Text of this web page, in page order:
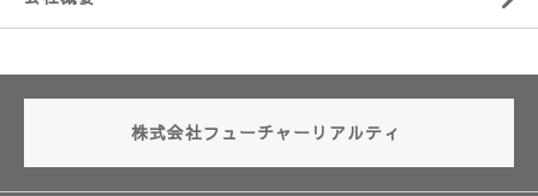
株式会社フューチャーリアルティ